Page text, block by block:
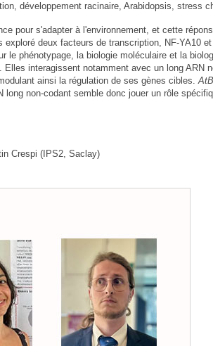
développement racinaire, Arabidopsis, stress
pour s'adapter à l'environnement, et cette
deux facteurs de transcription, NF-YA10
le phénotypage, la biologie moléculaire et la
interagissent notamment avec un long ARN
ainsi la régulation de ses gènes cibles.
non-codant semble donc jouer un rôle
Crespi (IPS2, Saclay)